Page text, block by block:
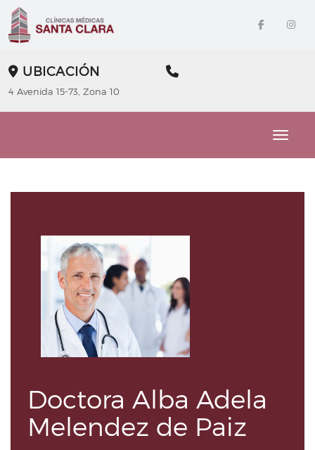
UBICACIÓN
4 Avenida 15-73, Zona 10
Doctora Alba Adela
Melendez de Paiz